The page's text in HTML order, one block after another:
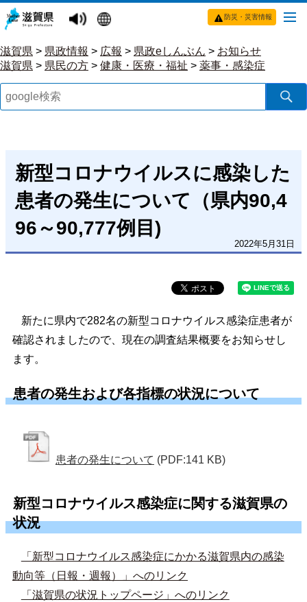
防災・災害情報
滋賀県 > 県政情報 > 広報 > 県政eしんぶん > お知らせ
滋賀県 > 県民の方 > 健康・医療・福祉 > 薬事・感染症
新型コロナウイルスに感染した
患者の発生について（県内90,4
96～90,777例目)
2022年5月31日
新たに県内で282名の新型コロナウイルス感染症患者が
確認されましたので、現在の調査結果概要をお知らせし
ます。
患者の発生および各指標の状況について
患者の発生について (PDF:141 KB)
新型コロナウイルス感染症に関する滋賀県の
状況
「新型コロナウイルス感染症にかかる滋賀県内の感染
動向等（日報・週報）」へのリンク
「滋賀県の状況トップページ」へのリンク